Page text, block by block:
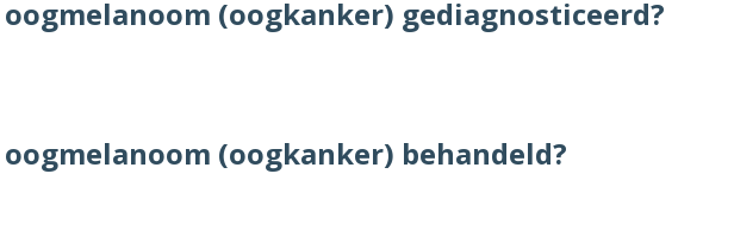
(oogkanker) gediagnosticeerd?
(oogkanker) behandeld?